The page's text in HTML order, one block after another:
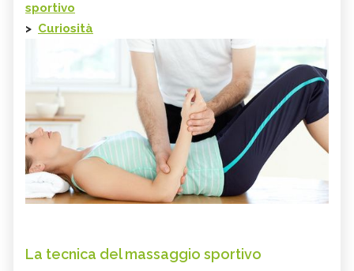
sportivo
> Curiosità
La tecnica del massaggio sportivo